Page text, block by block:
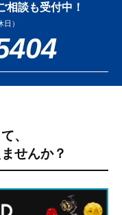
相談も受付中！
）
、
せんか？